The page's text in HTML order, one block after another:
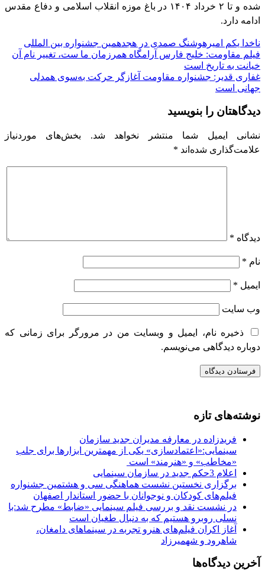
شده و تا ۲ خرداد ۱۴۰۴ در باغ موزه انقلاب اسلامی و دفاع مقدس
ادامه دارد.
راهبری
نوشته
ناخدا یکم امیرهوشنگ صمدی در هجدهمین جشنواره بین المللی
فیلم مقاومت: خلیج فارس آرامگاه همرزمان ما ست، تغییر نام آن
خیانت به تاریخ است
غفاری قدیر: جشنواره مقاومت آغازگر حرکت به‌سوی همدلی
جهانی است
دیدگاهتان را بنویسید
نشانی ایمیل شما منتشر نخواهد شد.
بخش‌های موردنیاز
علامت‌گذاری شده‌اند *
دیدگاه *
نام *
ایمیل *
وب‌ سایت
ذخیره نام، ایمیل و وبسایت من در مرورگر برای زمانی که
دوباره دیدگاهی می‌نویسم.
نوشته‌های تازه
فریدزاده در معارفه مدیران جدید سازمان
سینمایی:«اعتمادسازی» یکی از مهمترین ابزارها برای جلب
«مخاطب» و «هنرمند» است​ ​
اعلام 3حکم جدید در سازمان سینمایی
برگزاری نخستین نشست هماهنگی سی‌ و هشتمین جشنواره
فیلم‌های کودکان و نوجوانان با حضور استاندار اصفهان
در نشست نقد و بررسی فیلم سینمایی «ضابط» مطرح شد:با
نسلی روبرو هستیم که به دنبال طغیان است
آغاز اکران فیلم‌های هنرو تجربه در سینماهای دامغان،
شاهرود و شهمیرزاد
آخرین دیدگاه‌ها